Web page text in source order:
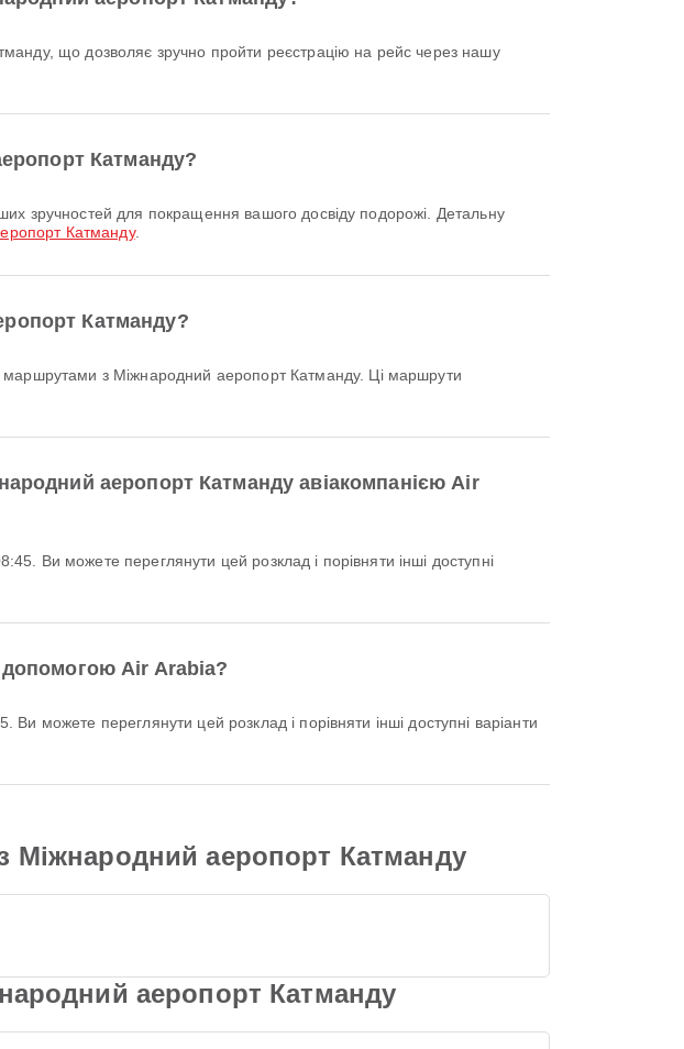
Катманду?
Катманду.
Катманду?
з Міжнародний аеропорт Катманду. Ці маршрути
аеропорт Катманду авіакомпанією Air
допомогою Air Arabia?
Міжнародний аеропорт Катманду
аеропорт Катманду